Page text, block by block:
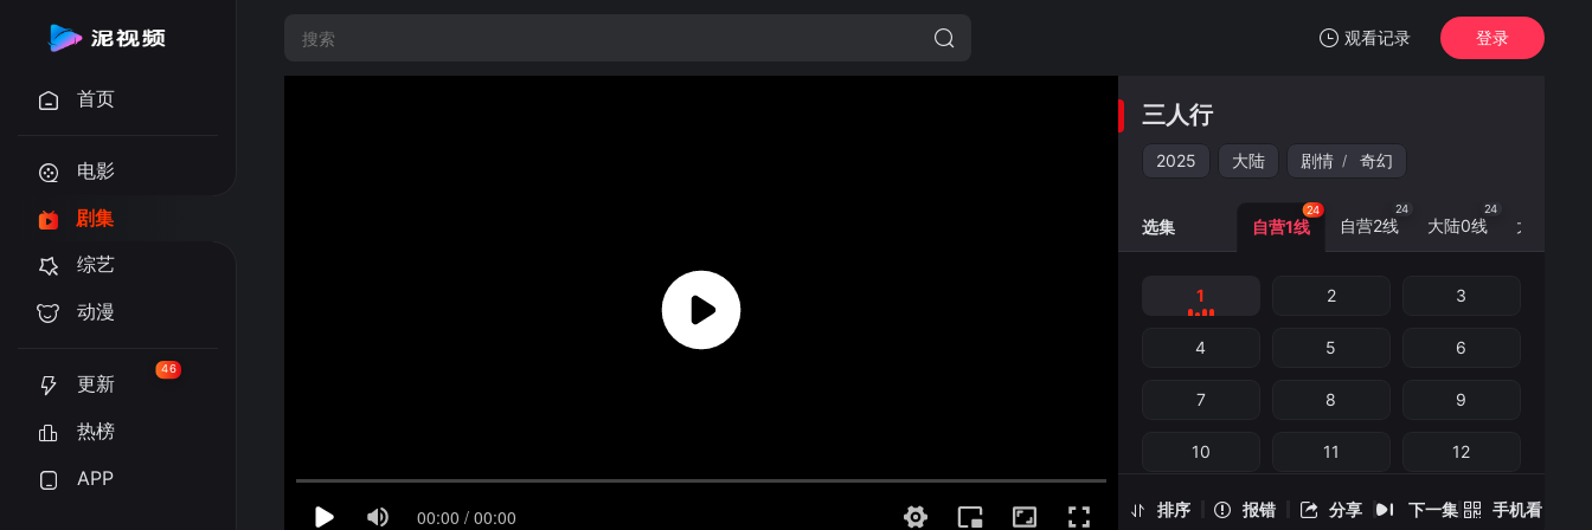
观看记录
我的观影记录
1
三人行
登录
首页
电影
剧集
综艺
动漫
更新
46
热榜
APP
三人行
2025 大陆 剧情 / 奇幻
排序 报错 分享 下一集 手机看
选集 自营1线
24
自营2线
24
大陆0线
24
大陆3线
1 2 3
4 5 6
7 8 9
10 11 12
14 15